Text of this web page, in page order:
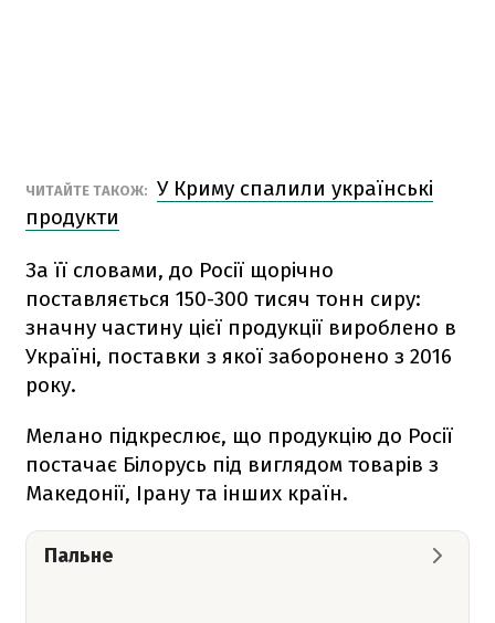
ЧИТАЙТЕ ТАКОЖ: У Криму спалили українські
продукти
За її словами, до Росії щорічно
поставляється 150-300 тисяч тонн сиру:
значну частину цієї продукції вироблено в
Україні, поставки з якої заборонено з 2016
року.
Мелано підкреслює, що продукцію до Росії
постачає Білорусь під виглядом товарів з
Македонії, Ірану та інших країн.
Пальне